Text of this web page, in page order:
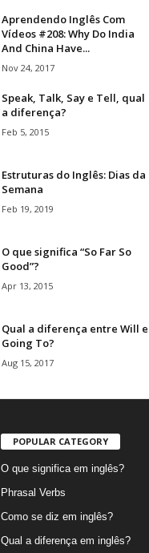
Aprendendo Inglês Com
Vídeos #208: Why Do India
And China Have...
Nov 24, 2017
Speak, Talk, Say e Tell, qual
a diferença?
Feb 5, 2015
Estruturas do Inglês: Dias da
Semana
Feb 19, 2019
O que significa “So Far So
Good”?
Apr 13, 2015
Qual a diferença entre Will e
Going To?
Aug 15, 2017
POPULAR CATEGORY
O que significa em inglês?
Phrasal Verbs
Como se diz em inglês?
Qual a diferença em inglês?